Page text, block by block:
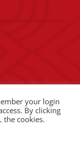
your login
By clicking
the cookies.